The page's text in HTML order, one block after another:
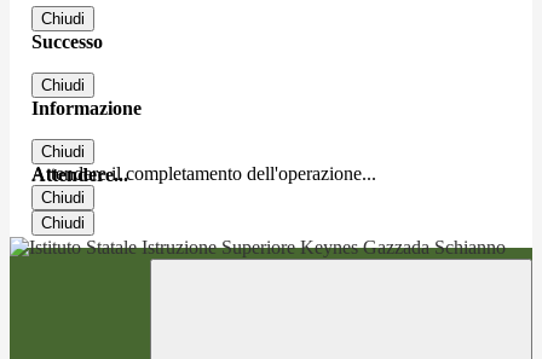
Chiudi
Successo
Chiudi
Informazione
Chiudi
Attendere...
Attendere il completamento dell'operazione...
Chiudi
Chiudi